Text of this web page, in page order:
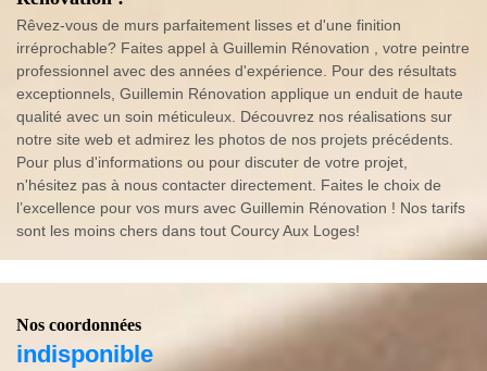
Rêvez-vous de murs parfaitement lisses et d'une finition
irréprochable? Faites appel à Guillemin Rénovation , votre peintre
professionnel avec des années d'expérience. Pour des résultats
exceptionnels, Guillemin Rénovation applique un enduit de haute
qualité avec un soin méticuleux. Découvrez nos réalisations sur
notre site web et admirez les photos de nos projets précédents.
Pour plus d'informations ou pour discuter de votre projet,
n'hésitez pas à nous contacter directement. Faites le choix de
l’excellence pour vos murs avec Guillemin Rénovation ! Nos tarifs
sont les moins chers dans tout Courcy Aux Loges!
Nos coordonnées
indisponible